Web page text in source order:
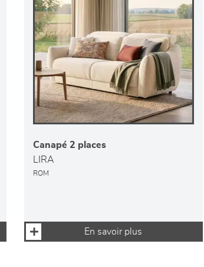
Canapé 2 places
LIRA
ROM
En savoir plus